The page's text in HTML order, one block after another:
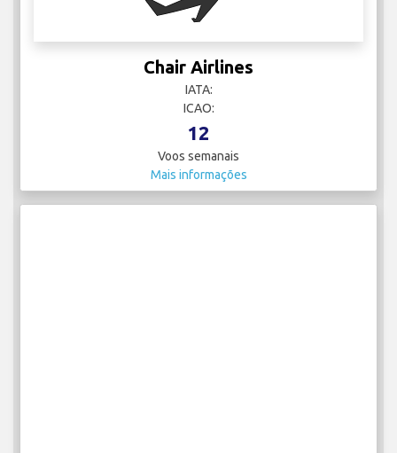
Chair Airlines
IATA:
ICAO:
12
Voos semanais
Mais informações